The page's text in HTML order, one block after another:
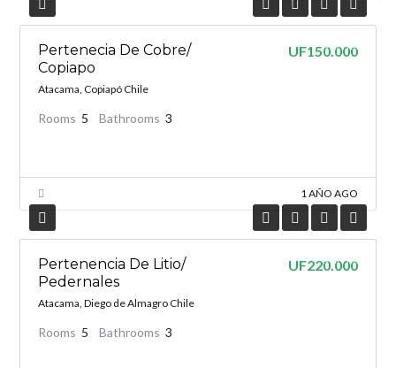
VENTA
Pertenecia De Cobre/
Copiapo
Atacama, Copiapó Chile
UF150.000
Rooms 5 Bathrooms 3
1 AÑO AGO
VENTA
Pertenencia De Litio/
Pedernales
Atacama, Diego de Almagro Chile
UF220.000
Rooms 5 Bathrooms 3